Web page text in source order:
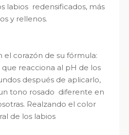
labios redensificados, más
y rellenos.
el corazón de su fórmula:
que reacciona al pH de los
después de aplicarlo,
tono rosado diferente en
Realzando el color
de los labios